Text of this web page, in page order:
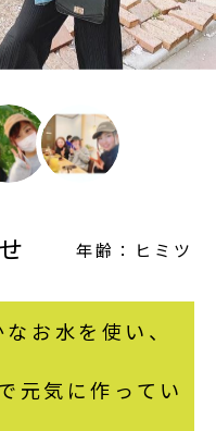
年齢：ヒミツ
お水を使い、
元気に作ってい